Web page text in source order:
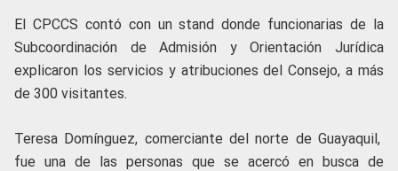
El CPCCS contó con un stand donde funcionarias de la
Subcoordinación de Admisión y Orientación Jurídica
explicaron los servicios y atribuciones del Consejo, a más
de 300 visitantes.
Teresa Domínguez, comerciante del norte de Guayaquil,
fue una de las personas que se acercó en busca de